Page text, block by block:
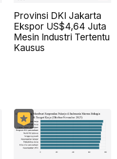
Provinsi DKI Jakarta
Ekspor US$4,64 Juta
Mesin Industri Tertentu
Kausus